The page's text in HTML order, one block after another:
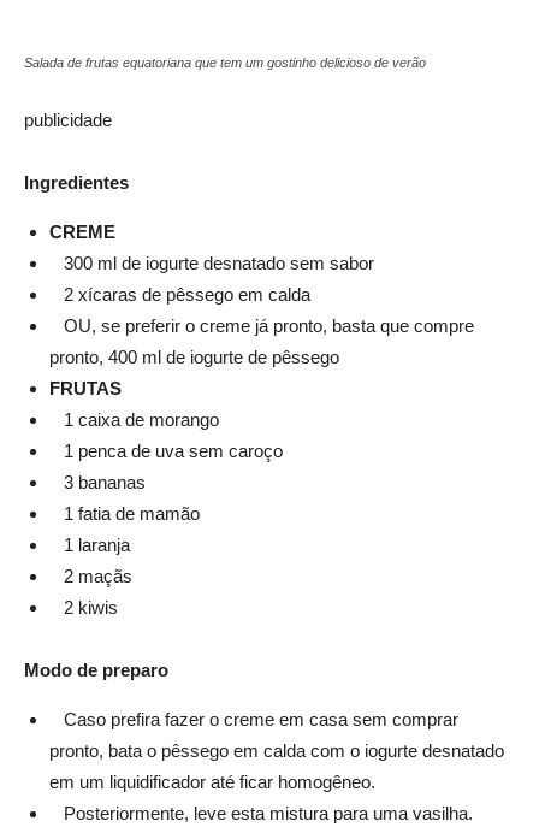
Salada de frutas equatoriana que tem um gostinho delicioso de verão
publicidade
Ingredientes
CREME
300 ml de iogurte desnatado sem sabor
2 xícaras de pêssego em calda
OU, se preferir o creme já pronto, basta que compre
pronto, 400 ml de iogurte de pêssego
FRUTAS
1 caixa de morango
1 penca de uva sem caroço
3 bananas
1 fatia de mamão
1 laranja
2 maçãs
2 kiwis
Modo de preparo
Caso prefira fazer o creme em casa sem comprar
pronto, bata o pêssego em calda com o iogurte desnatado
em um liquidificador até ficar homogêneo.
Posteriormente, leve esta mistura para uma vasilha.